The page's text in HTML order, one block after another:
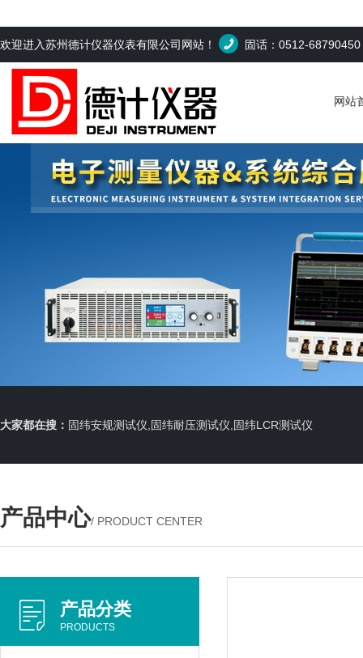
欢迎进入苏州德计仪器仪表有限公司网站！ 固话：0512-68790450
网站
大家都在搜： 固纬安规测试仪,固纬耐压测试仪,固纬LCR测试仪
产品中心/ PRODUCT CENTER
产品分类
PRODUCTS